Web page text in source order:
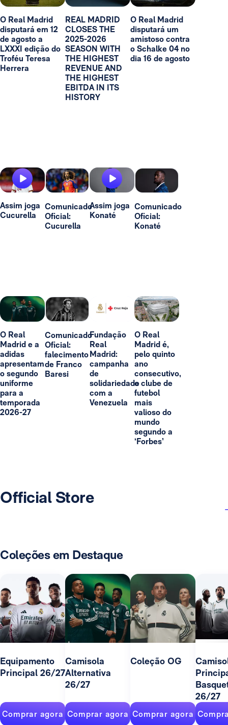
O Real Madrid
disputará em 12
de agosto a
LXXXI edição do
Troféu Teresa
Herrera
REAL MADRID
CLOSES THE
2025-2026
SEASON WITH
THE HIGHEST
REVENUE AND
THE HIGHEST
EBITDA IN ITS
HISTORY
O Real Madrid
disputará um
amistoso contra
o Schalke 04 no
dia 16 de agosto
Assim joga
Cucurella
Comunicado
Oficial:
Cucurella
Assim joga
Konaté
Comunicado
Oficial:
Konaté
O Real
Madrid e a
adidas
apresentam
o segundo
uniforme
para a
temporada
2026-27
Comunicado
Oficial:
falecimento
de Franco
Baresi
Fundação
Real
Madrid:
campanha
de
solidariedade
com a
Venezuela
O Real
Madrid é,
pelo quinto
ano
consecutivo,
o clube de
futebol
mais
valioso do
mundo
segundo a
‘Forbes’
Official Store
Coleções em Destaque
Equipamento
Principal 26/27
Comprar agora
Camisola
Alternativa
26/27
Comprar agora
Coleção OG
Comprar agora
26/27